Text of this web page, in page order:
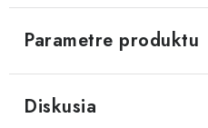
Parametre produktu
Diskusia